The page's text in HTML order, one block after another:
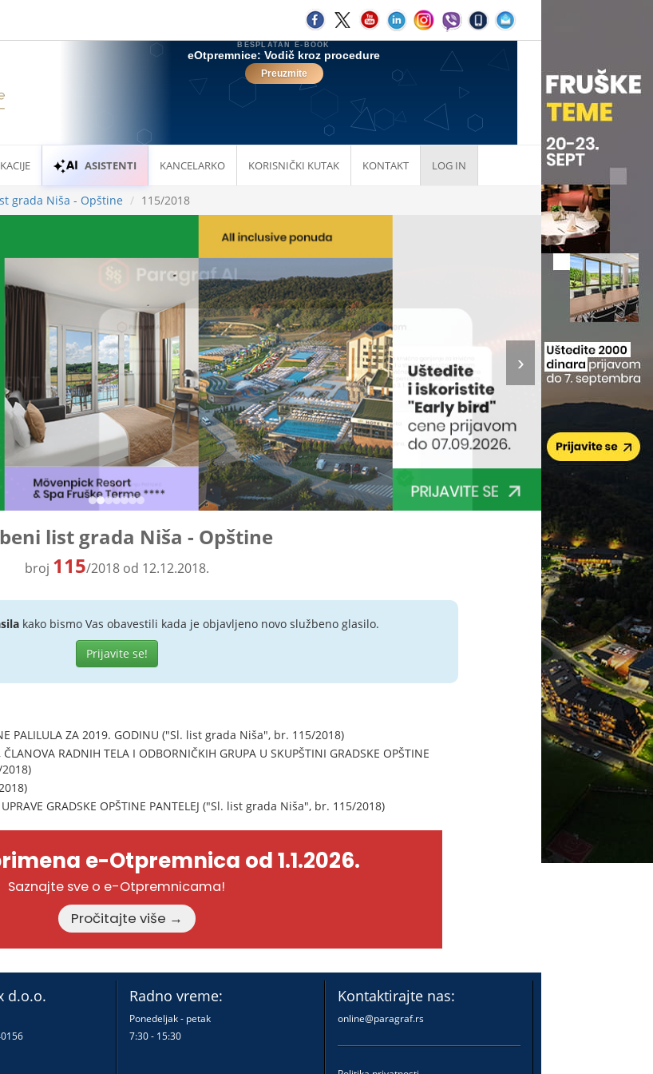
ASISTENTI KANCELARKO KORISNIČKI KUTAK KONTAKT LOG IN
grada Niša - Opštine 115/2018
list grada Niša - Opštine
broj 115/2018 od 12.12.2018.
kako bismo Vas obavestili kada je objavljeno novo službeno glasilo.
Prijavite se!
PALILULA ZA 2019. GODINU ("Sl. list grada Niša", br. 115/2018)
RADNIH TELA I ODBORNIČKIH GRUPA U SKUPŠTINI GRADSKE OPŠTINE
UPRAVE GRADSKE OPŠTINE PANTELEJ ("Sl. list grada Niša", br. 115/2018)
e-Otpremnica od 1.1.2026.
Saznajte sve o e-Otpremnicama!
Pročitajte više →
d.o.o. Radno vreme:
Ponedeljak - petak
7:30 - 15:30
Kontaktirajte nas:
online@paragraf.rs